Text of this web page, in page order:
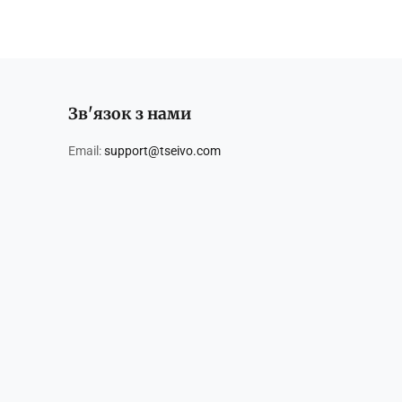
Зв'язок з нами
Email:support@tseivo.com